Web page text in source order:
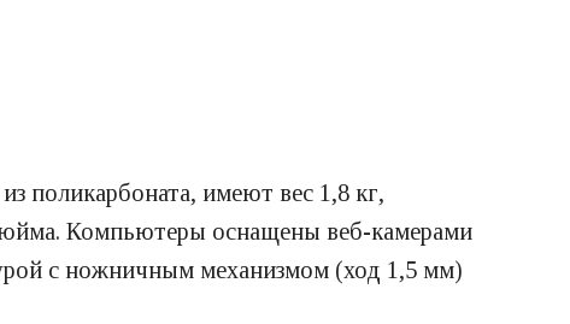
поликарбоната, имеют вес 1,8 кг,
Компьютеры оснащены веб-камерами
с ножничным механизмом (ход 1,5 мм)